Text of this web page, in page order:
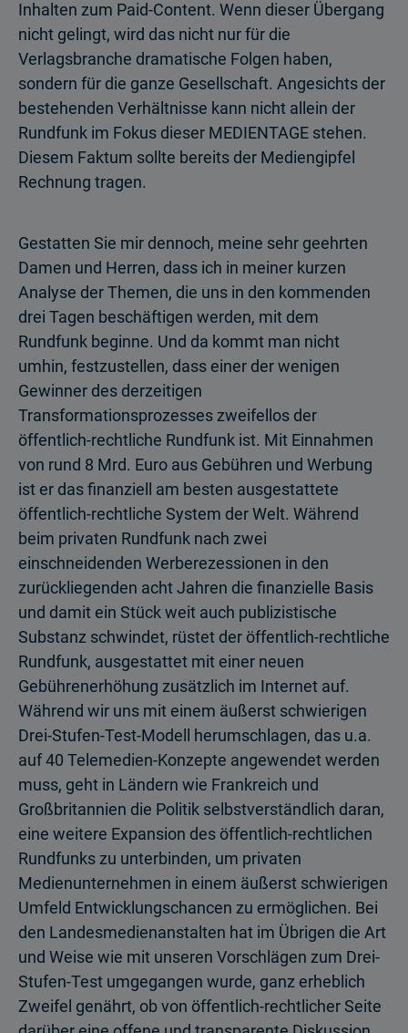
Inhalten zum Paid-Content. Wenn dieser Übergang
nicht gelingt, wird das nicht nur für die
Verlagsbranche dramatische Folgen haben,
sondern für die ganze Gesellschaft. Angesichts der
bestehenden Verhältnisse kann nicht allein der
Rundfunk im Fokus dieser MEDIENTAGE stehen.
Diesem Faktum sollte bereits der Mediengipfel
Rechnung tragen.
Gestatten Sie mir dennoch, meine sehr geehrten
Damen und Herren, dass ich in meiner kurzen
Analyse der Themen, die uns in den kommenden
drei Tagen beschäftigen werden, mit dem
Rundfunk beginne. Und da kommt man nicht
umhin, festzustellen, dass einer der wenigen
Gewinner des derzeitigen
Transformationsprozesses zweifellos der
öffentlich-rechtliche Rundfunk ist. Mit Einnahmen
von rund 8 Mrd. Euro aus Gebühren und Werbung
ist er das finanziell am besten ausgestattete
öffentlich-rechtliche System der Welt. Während
beim privaten Rundfunk nach zwei
einschneidenden Werberezessionen in den
zurückliegenden acht Jahren die finanzielle Basis
und damit ein Stück weit auch publizistische
Substanz schwindet, rüstet der öffentlich-rechtliche
Rundfunk, ausgestattet mit einer neuen
Gebührenerhöhung zusätzlich im Internet auf.
Während wir uns mit einem äußerst schwierigen
Drei-Stufen-Test-Modell herumschlagen, das u.a.
auf 40 Telemedien-Konzepte angewendet werden
muss, geht in Ländern wie Frankreich und
Großbritannien die Politik selbstverständlich daran,
eine weitere Expansion des öffentlich-rechtlichen
Rundfunks zu unterbinden, um privaten
Medienunternehmen in einem äußerst schwierigen
Umfeld Entwicklungschancen zu ermöglichen. Bei
den Landesmedienanstalten hat im Übrigen die Art
und Weise wie mit unseren Vorschlägen zum Drei-
Stufen-Test umgegangen wurde, ganz erheblich
Zweifel genährt, ob von öffentlich-rechtlicher Seite